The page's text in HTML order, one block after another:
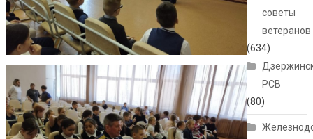
советы
ветеранов
(634)
РСВ
(80)